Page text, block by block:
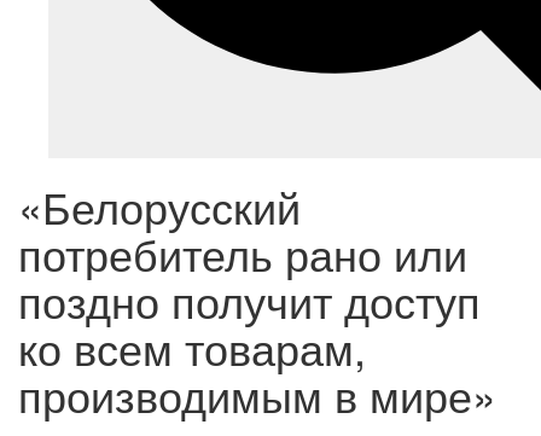
«Белорусский
потребитель рано или
поздно получит доступ
ко всем товарам,
производимым в мире»